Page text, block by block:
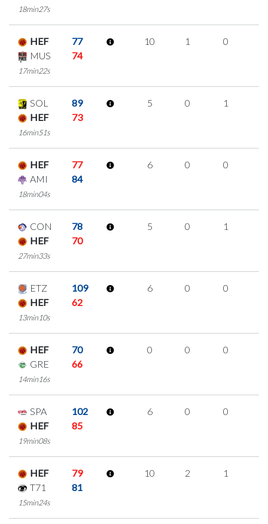
18min27s
HEF
77
MUS
74
17min22s
10 1 0
SOL
89
HEF
73
16min51s
5 0 1
HEF
77
AMI
84
18min04s
6 0 0
CON
78
HEF
70
27min33s
5 0 1
ETZ
109
HEF
62
13min10s
6 0 0
HEF
70
GRE
66
14min16s
0 0 0
SPA
102
HEF
85
19min08s
6 0 0
HEF
79
T71
81
15min24s
10 2 1